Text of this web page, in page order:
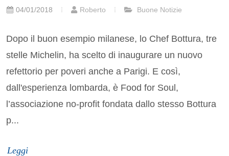
04/01/2018 Roberto Buone Notizie
Dopo il buon esempio milanese, lo Chef Bottura, tre
stelle Michelin, ha scelto di inaugurare un nuovo
refettorio per poveri anche a Parigi. E così,
dall'esperienza lombarda, è Food for Soul,
l’associazione no-profit fondata dallo stesso Bottura
p...
Leggi